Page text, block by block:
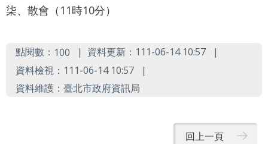
柒、散會（11時10分）
點閱數： 100
資料更新：111-06-14 10:57
資料檢視：111-06-14 10:57
資料維護：臺北市政府資訊局
回上一頁